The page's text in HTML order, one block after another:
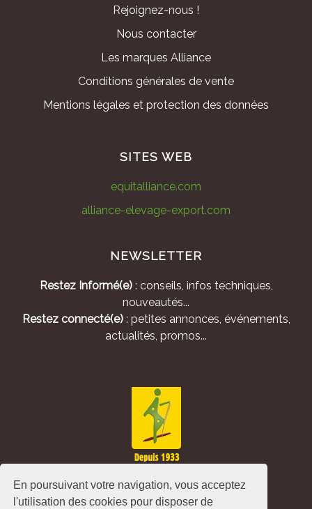
En poursuivant votre navigation, vous acceptez
l'utilisation des cookies pour disposer de
Rejoignez-nous !
Nous contacter
Les marques Alliance
Conditions générales de vente
Mentions légales et protection des données
SITES WEB
equitalliance.com
alliance-elevage-export.com
NEWSLETTER
Restez Informé(e): conseils, infos techniques,
nouveautés...
Restez connecté(e): petites annonces, événements,
actualités, promos...